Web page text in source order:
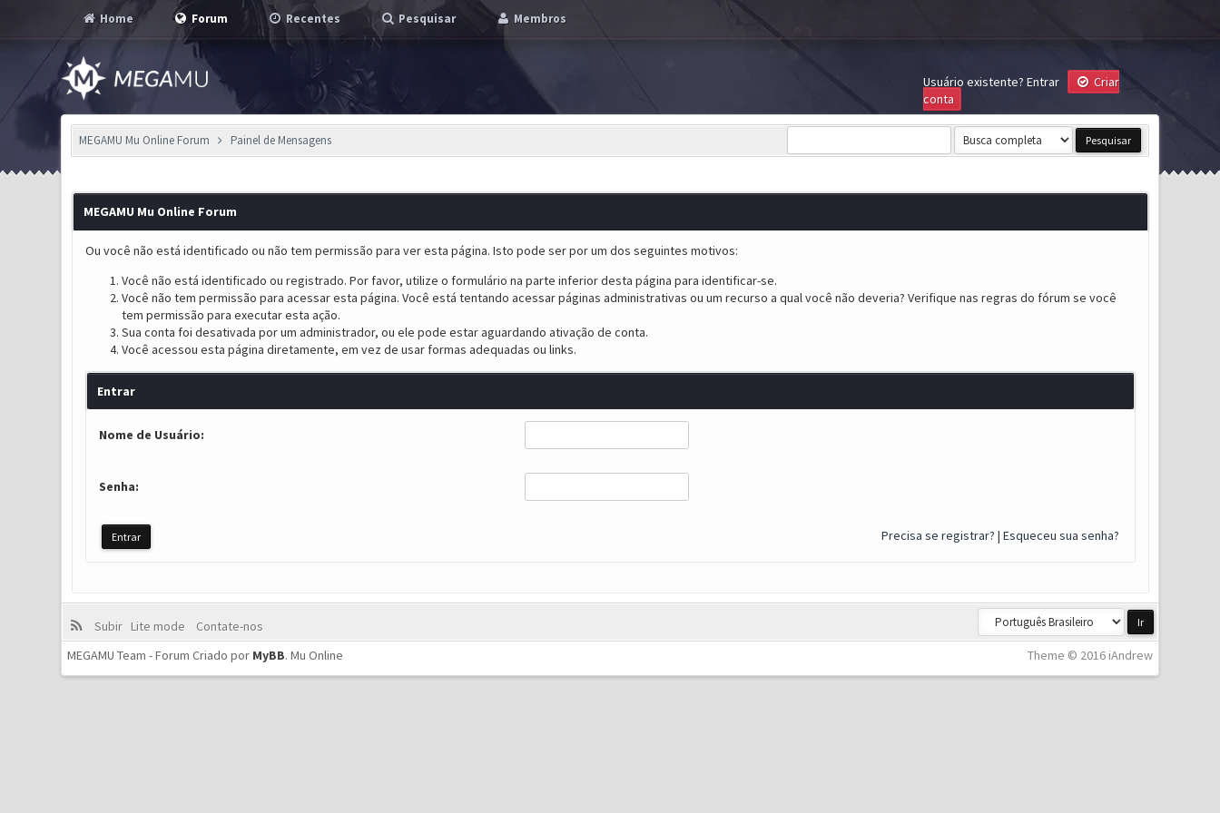
Home Forum Recentes Pesquisar Membros
Usuário existente? Entrar
Criar
conta
MEGAMU Mu Online Forum Painel de Mensagens
MEGAMU Mu Online Forum
Ou você não está identificado ou não tem permissão para ver esta página. Isto pode ser por um dos seguintes motivos:
Você não está identificado ou registrado. Por favor, utilize o formulário na parte inferior desta página para identificar-se.
Você não tem permissão para acessar esta página. Você está tentando acessar páginas administrativas ou um recurso a qual você não deveria? Verifique nas regras do fórum se você
tem permissão para executar esta ação.
Sua conta foi desativada por um administrador, ou ele pode estar aguardando ativação de conta.
Você acessou esta página diretamente, em vez de usar formas adequadas ou links.
Entrar
Nome de Usuário:
Senha:
Precisa se registrar? | Esqueceu sua senha?
Subir Lite mode
Contate-nos
Theme © 2016 iAndrew
MEGAMU Team - Forum Criado por MyBB.Mu Online